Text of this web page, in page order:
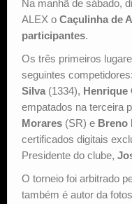
Na manhã de sábado,
ALEX o Caçulinha de
participantes.
Os três primeiros
seguintes competidores:
Silva (1334), Henrique
empatados na terceira
Morares (SR) e Breno
certificados digitais
Presidente do clube,
O torneio foi arbitrado
também é autor da